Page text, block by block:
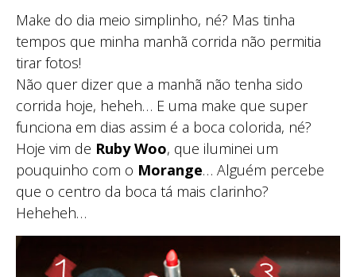
Make do dia meio simplinho, né? Mas tinha
tempos que minha manhã corrida não permitia
tirar fotos!
Não quer dizer que a manhã não tenha sido
corrida hoje, heheh… E uma make que super
funciona em dias assim é a boca colorida, né?
Hoje vim de Ruby Woo, que iluminei um
pouquinho com o Morange… Alguém percebe
que o centro da boca tá mais clarinho?
Heheheh…